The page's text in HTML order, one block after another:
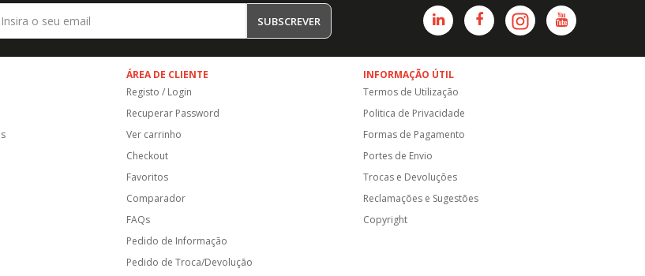
SUBSCREVER
ÁREA DE CLIENTE
Registo / Login
Recuperar Password
Ver carrinho
Checkout
Favoritos
Comparador
FAQs
Pedido de Informação
Pedido de Troca/Devolução
INFORMAÇÃO ÚTIL
Termos de Utilização
Politica de Privacidade
Formas de Pagamento
Portes de Envio
Trocas e Devoluções
Reclamações e Sugestões
Copyright